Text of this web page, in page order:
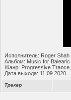
Исполнитель: Roger Shah
Альбом: Music for Balearic
Жанр: Progressive
Дата выхода: 11.09.2020
Трекер